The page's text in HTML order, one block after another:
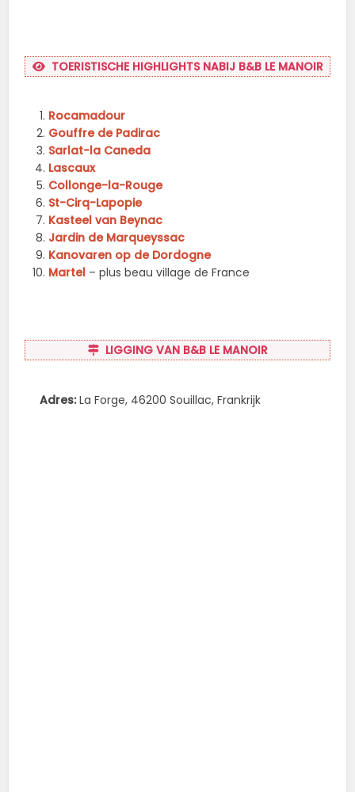
TOERISTISCHE HIGHLIGHTS NABIJ B&B LE MANOIR
Rocamadour
Gouffre de Padirac
Sarlat-la Caneda
Lascaux
Collonge-la-Rouge
St-Cirq-Lapopie
Kasteel van Beynac
Jardin de Marqueyssac
Kanovaren op de Dordogne
Martel – plus beau village de France
LIGGING VAN B&B LE MANOIR
Adres:La Forge, 46200 Souillac, Frankrijk